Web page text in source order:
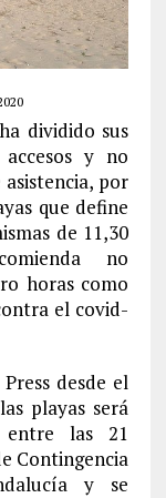
dividido sus
y no
por
que define
de 11,30
no
horas como
el covid-
desde el
playas será
entre las 21
Contingencia
y se